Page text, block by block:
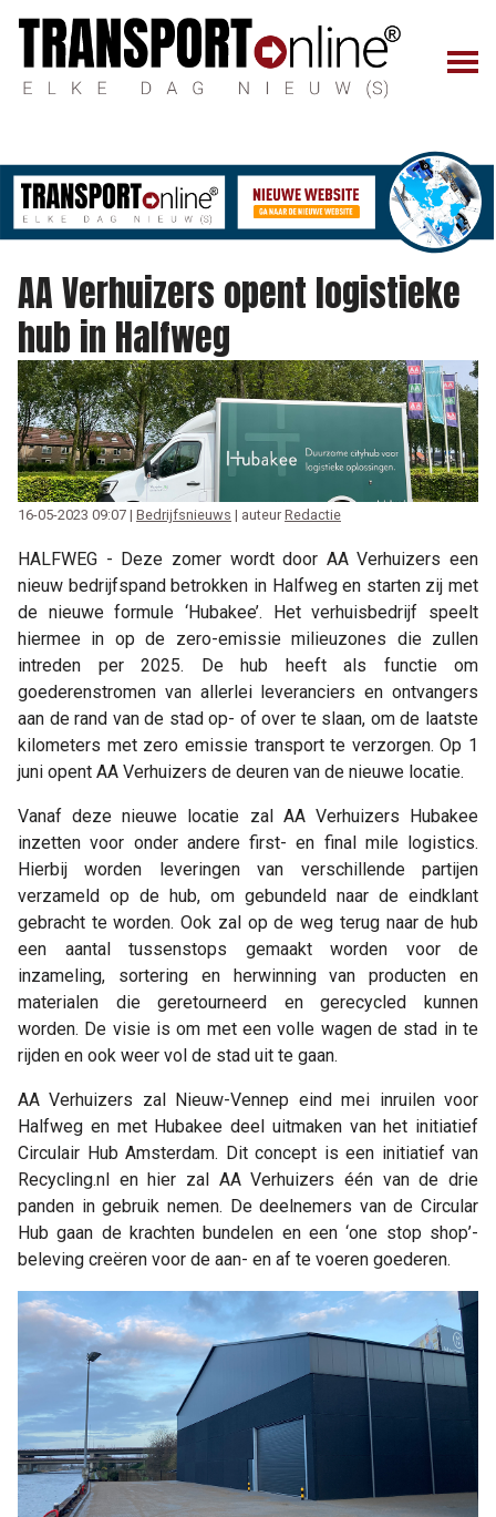
AA Verhuizers opent logistieke
hub in Halfweg
16-05-2023 09:07 | Bedrijfsnieuws | auteur Redactie
HALFWEG - Deze zomer wordt door AA Verhuizers een
nieuw bedrijfspand betrokken in Halfweg en starten zij met
de nieuwe formule ‘Hubakee’. Het verhuisbedrijf speelt
hiermee in op de zero-emissie milieuzones die zullen
intreden per 2025. De hub heeft als functie om
goederenstromen van allerlei leveranciers en ontvangers
aan de rand van de stad op- of over te slaan, om de laatste
kilometers met zero emissie transport te verzorgen. Op 1
juni opent AA Verhuizers de deuren van de nieuwe locatie.
Vanaf deze nieuwe locatie zal AA Verhuizers Hubakee
inzetten voor onder andere first- en final mile logistics.
Hierbij worden leveringen van verschillende partijen
verzameld op de hub, om gebundeld naar de eindklant
gebracht te worden. Ook zal op de weg terug naar de hub
een aantal tussenstops gemaakt worden voor de
inzameling, sortering en herwinning van producten en
materialen die geretourneerd en gerecycled kunnen
worden. De visie is om met een volle wagen de stad in te
rijden en ook weer vol de stad uit te gaan.
AA Verhuizers zal Nieuw-Vennep eind mei inruilen voor
Halfweg en met Hubakee deel uitmaken van het initiatief
Circulair Hub Amsterdam. Dit concept is een initiatief van
Recycling.nl en hier zal AA Verhuizers één van de drie
panden in gebruik nemen. De deelnemers van de Circular
Hub gaan de krachten bundelen en een ‘one stop shop’-
beleving creëren voor de aan- en af te voeren goederen.